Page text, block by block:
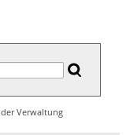
Verwaltung